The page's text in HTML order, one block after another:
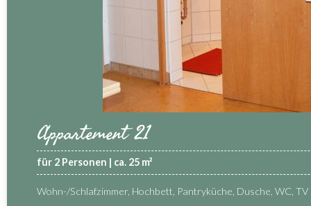
Appartement 21
für 2 Personen | ca. 25 m²
Wohn-/Schlafzimmer, Hochbett, Pantryküche, Dusche, WC, TV